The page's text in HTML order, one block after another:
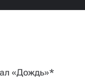
«Дождь»*